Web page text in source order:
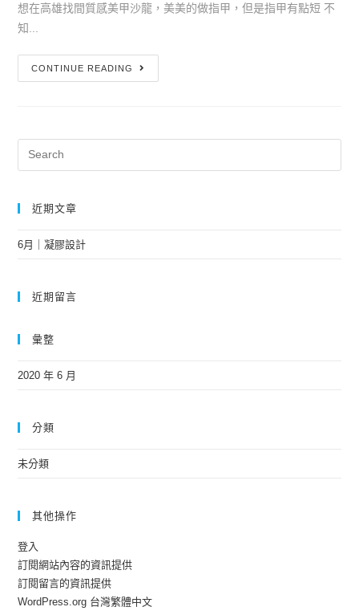
想在高雄找間質感美甲沙龍，美美的做指甲，但是指甲有點短 不
知...
CONTINUE READING
近期文章
6月｜凝膠設計
近期留言
彙整
2020 年 6 月
分類
未分類
其他操作
登入
訂閱網站內容的資訊提供
訂閱留言的資訊提供
WordPress.org 台灣繁體中文